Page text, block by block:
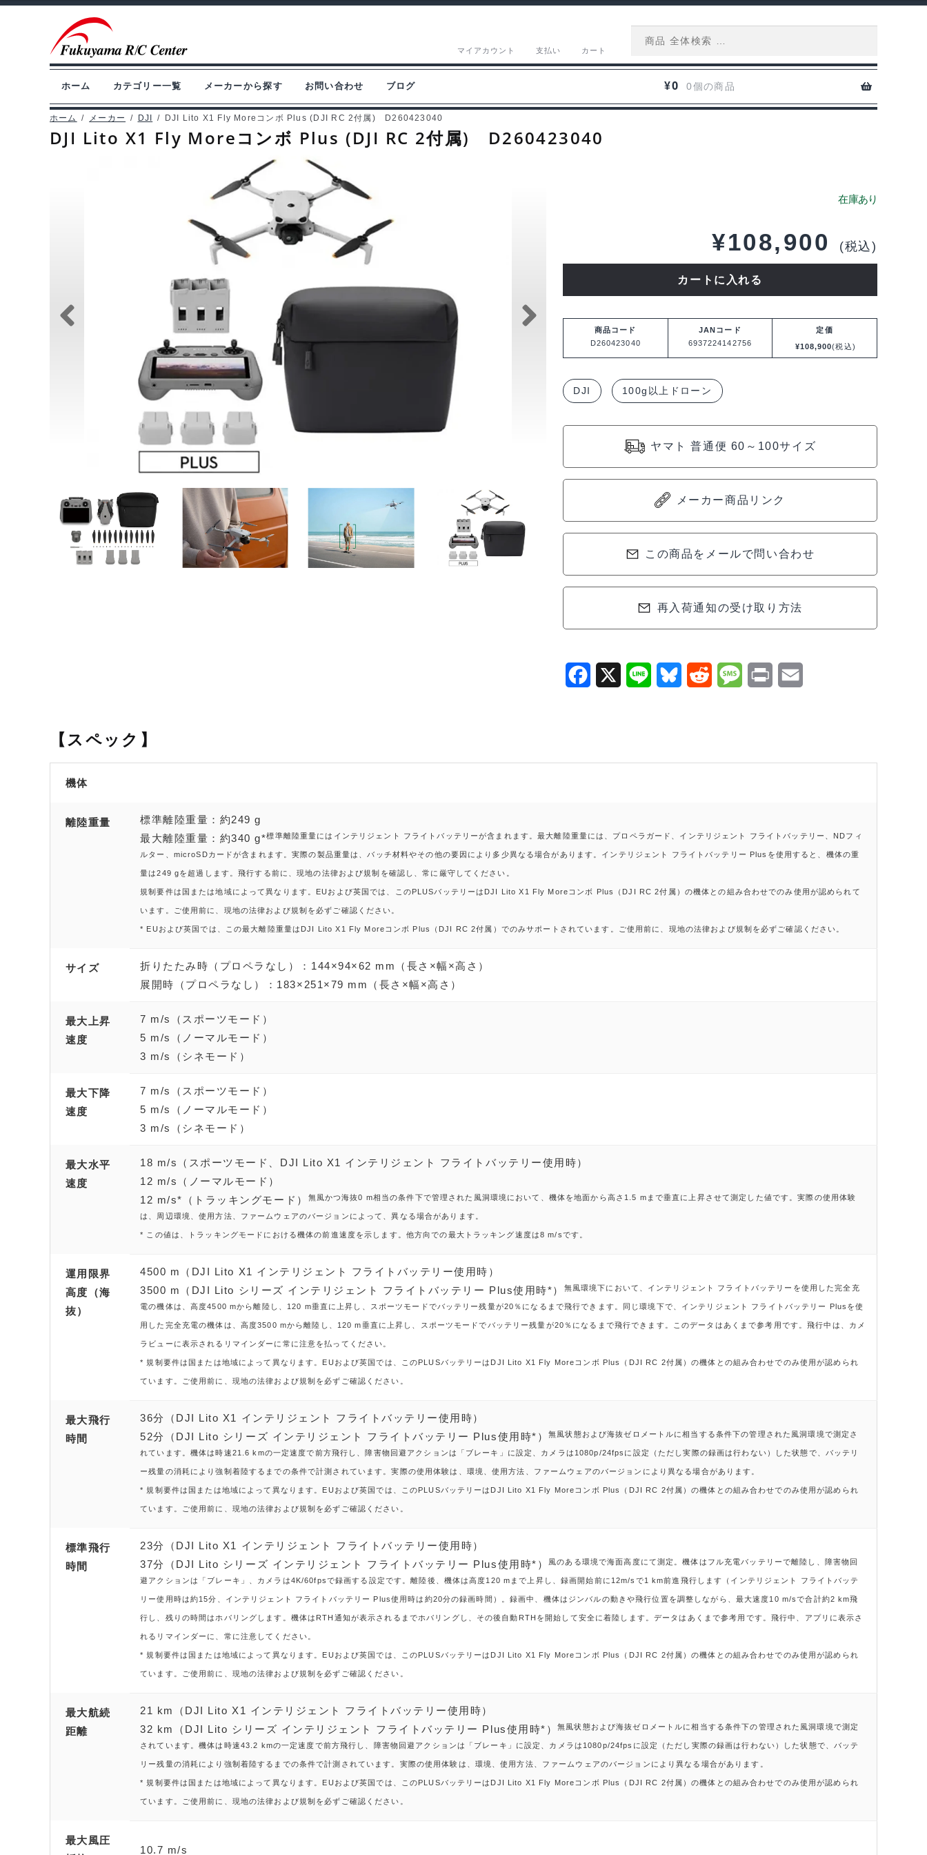
ビ
ゲ
ョ
ン
ン
テ
へ
ス
マイアカウント 支払い カート
ホーム カテゴリー一覧 メーカーから探す お問い合わせ ブログ ¥0 0個の商品
ホーム / メーカー / DJI / DJI Lito X1 Fly Moreコンボ Plus (DJI RC 2付属) D260423040
DJI Lito X1 Fly Moreコンボ Plus (DJI RC 2付属) D260423040
¥108,900 (税込)
More
ン
Plus
RC
2
属)
カートに入れる
商品コード
D260423040
JANコード
6937224142756
定価
¥108,900(税込)
DJI 100g以上ドローン
ヤマト 普通便 60～100サイズ
メーカー商品リンク
この商品をメールで問い合わせ
再入荷通知の受け取り方法
X B R M
【スペック】
機体
離陸重量
標準離陸重量：約249 g
最大離陸重量：約340 g*標準離陸重量にはインテリジェント フライトバッテリーが含まれます。最大離陸重量には、プロペラガード、インテリジェント フライトバッテリー、NDフィ
ルター、microSDカードが含まれます。実際の製品重量は、バッチ材料やその他の要因により多少異なる場合があります。インテリジェント フライトバッテリー Plusを使用すると、機体の重
量は249 gを超過します。飛行する前に、現地の法律および規制を確認し、常に厳守してください。
規制要件は国または地域によって異なります。EUおよび英国では、このPLUSバッテリーはDJI Lito X1 Fly Moreコンボ Plus（DJI RC 2付属）の機体との組み合わせでのみ使用が認められて
います。ご使用前に、現地の法律および規制を必ずご確認ください。
* EUおよび英国では、この最大離陸重量はDJI Lito X1 Fly Moreコンボ Plus（DJI RC 2付属）でのみサポートされています。ご使用前に、現地の法律および規制を必ずご確認ください。
サイズ
折りたたみ時（プロペラなし）：144×94×62 mm（長さ×幅×高さ）
展開時（プロペラなし）：183×251×79 mm（長さ×幅×高さ）
最大上昇
速度
7 m/s（スポーツモード）
5 m/s（ノーマルモード）
3 m/s（シネモード）
最大下降
速度
7 m/s（スポーツモード）
5 m/s（ノーマルモード）
3 m/s（シネモード）
最大水平
速度
18 m/s（スポーツモード、DJI Lito X1 インテリジェント フライトバッテリー使用時）
12 m/s（ノーマルモード）
12 m/s*（トラッキングモード）
無風かつ海抜0 m相当の条件下で管理された風洞環境において、機体を地面から高さ1.5 mまで垂直に上昇させて測定した値です。実際の使用体験
は、周辺環境、使用方法、ファームウェアのバージョンによって、異なる場合があります。
* この値は、トラッキングモードにおける機体の前進速度を示します。他方向での最大トラッキング速度は8 m/sです。
運用限界
高度（海
抜）
4500 m（DJI Lito X1 インテリジェント フライトバッテリー使用時）
3500 m（DJI Lito シリーズ インテリジェント フライトバッテリー Plus使用時*）
無風環境下において、インテリジェント フライトバッテリーを使用した完全充
電の機体は、高度4500 mから離陸し、120 m垂直に上昇し、スポーツモードでバッテリー残量が20％になるまで飛行できます。同じ環境下で、インテリジェント フライトバッテリー Plusを使
用した完全充電の機体は、高度3500 mから離陸し、120 m垂直に上昇し、スポーツモードでバッテリー残量が20％になるまで飛行できます。このデータはあくまで参考用です。飛行中は、カメ
ラビューに表示されるリマインダーに常に注意を払ってください。
* 規制要件は国または地域によって異なります。EUおよび英国では、このPLUSバッテリーはDJI Lito X1 Fly Moreコンボ Plus（DJI RC 2付属）の機体との組み合わせでのみ使用が認められ
ています。ご使用前に、現地の法律および規制を必ずご確認ください。
最大飛行
時間
36分（DJI Lito X1 インテリジェント フライトバッテリー使用時）
52分（DJI Lito シリーズ インテリジェント フライトバッテリー Plus使用時*）無風状態および海抜ゼロメートルに相当する条件下の管理された風洞環境で測定さ
れています。機体は時速21.6 kmの一定速度で前方飛行し、障害物回避アクションは「ブレーキ」に設定、カメラは1080p/24fpsに設定（ただし実際の録画は行わない）した状態で、バッテリ
ー残量の消耗により強制着陸するまでの条件で計測されています。実際の使用体験は、環境、使用方法、ファームウェアのバージョンにより異なる場合があります。
* 規制要件は国または地域によって異なります。EUおよび英国では、このPLUSバッテリーはDJI Lito X1 Fly Moreコンボ Plus（DJI RC 2付属）の機体との組み合わせでのみ使用が認められ
ています。ご使用前に、現地の法律および規制を必ずご確認ください。
標準飛行
時間
23分（DJI Lito X1 インテリジェント フライトバッテリー使用時）
37分（DJI Lito シリーズ インテリジェント フライトバッテリー Plus使用時*）風のある環境で海面高度にて測定。機体はフル充電バッテリーで離陸し、障害物回
避アクションは「ブレーキ」、カメラは4K/60fpsで録画する設定です。離陸後、機体は高度120 mまで上昇し、録画開始前に12m/sで1 km前進飛行します（インテリジェント フライトバッテ
リー使用時は約15分、インテリジェント フライトバッテリー Plus使用時は約20分の録画時間）。録画中、機体はジンバルの動きや飛行位置を調整しながら、最大速度10 m/sで合計約2 km飛
行し、残りの時間はホバリングします。機体はRTH通知が表示されるまでホバリングし、その後自動RTHを開始して安全に着陸します。データはあくまで参考用です。飛行中、アプリに表示さ
れるリマインダーに、常に注意してください。
* 規制要件は国または地域によって異なります。EUおよび英国では、このPLUSバッテリーはDJI Lito X1 Fly Moreコンボ Plus（DJI RC 2付属）の機体との組み合わせでのみ使用が認められ
ています。ご使用前に、現地の法律および規制を必ずご確認ください。
最大航続
距離
21 km（DJI Lito X1 インテリジェント フライトバッテリー使用時）
32 km（DJI Lito シリーズ インテリジェント フライトバッテリー Plus使用時*）無風状態および海抜ゼロメートルに相当する条件下の管理された風洞環境で測定
されています。機体は時速43.2 kmの一定速度で前方飛行し、障害物回避アクションは「ブレーキ」に設定、カメラは1080p/24fpsに設定（ただし実際の録画は行わない）した状態で、バッテ
リー残量の消耗により強制着陸するまでの条件で計測されています。実際の使用体験は、環境、使用方法、ファームウェアのバージョンにより異なる場合があります。
* 規制要件は国または地域によって異なります。EUおよび英国では、このPLUSバッテリーはDJI Lito X1 Fly Moreコンボ Plus（DJI RC 2付属）の機体との組み合わせでのみ使用が認められ
ています。ご使用前に、現地の法律および規制を必ずご確認ください。
最大風圧
10.7 m/s